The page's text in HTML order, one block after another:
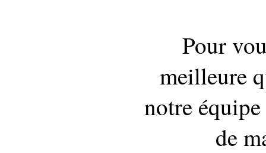
Pour
meilleure
notre
de